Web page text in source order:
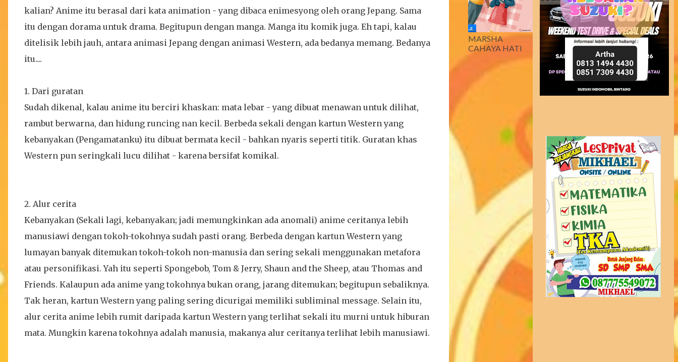
kalian? Anime itu berasal dari kata animation - yang dibaca enimesyong oleh orang Jepang. Sama
itu dengan dorama untuk drama. Begitupun dengan manga. Manga itu komik juga. Eh tapi, kalau
ditelisik lebih jauh, antara animasi Jepang dengan animasi Western, ada bedanya memang. Bedanya
itu....
1. Dari guratan
Sudah dikenal, kalau anime itu berciri khaskan: mata lebar - yang dibuat menawan untuk dilihat,
rambut berwarna, dan hidung runcing nan kecil. Berbeda sekali dengan kartun Western yang
kebanyakan (Pengamatanku) itu dibuat bermata kecil - bahkan nyaris seperti titik. Guratan khas
Western pun seringkali lucu dilihat - karena bersifat komikal.
2. Alur cerita
Kebanyakan (Sekali lagi, kebanyakan; jadi memungkinkan ada anomali) anime ceritanya lebih
manusiawi dengan tokoh-tokohnya sudah pasti orang. Berbeda dengan kartun Western yang
lumayan banyak ditemukan tokoh-tokoh non-manusia dan sering sekali menggunakan metafora
atau personifikasi. Yah itu seperti Spongebob, Tom & Jerry, Shaun and the Sheep, atau Thomas and
Friends. Kalaupun ada anime yang tokohnya bukan orang, jarang ditemukan; begitupun sebaliknya.
Tak heran, kartun Western yang paling sering dicurigai memiliki subliminal message. Selain itu,
alur cerita anime lebih rumit daripada kartun Western yang terlihat sekali itu murni untuk hiburan
mata. Mungkin karena tokohnya adalah manusia, makanya alur ceritanya terlihat lebih manusiawi.
MARSHA
CAHAYA HATI